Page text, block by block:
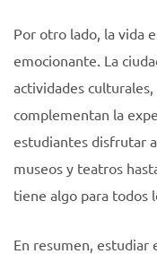
Por otro lado, la vida
emocionante. La
actividades
complementan la
estudiantes disfrutar
museos y teatros
tiene algo para todos
En resumen, estudiar